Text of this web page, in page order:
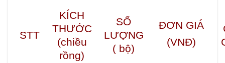
STT
KÍCH
THƯỚC
(chiều
rồng)
SỐ
LƯỢNG
( bộ)
ĐƠN GIÁ
(VNĐ)